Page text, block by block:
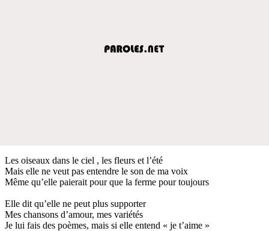
Les oiseaux dans le ciel , les fleurs et l’été
Mais elle ne veut pas entendre le son de ma voix
Même qu’elle paierait pour que la ferme pour toujours
Elle dit qu’elle ne peut plus supporter
Mes chansons d’amour, mes variétés
Je lui fais des poèmes, mais si elle entend « je t’aime »